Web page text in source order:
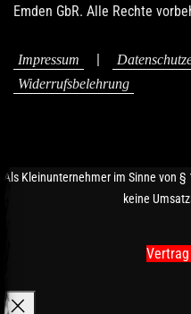
Emden GbR. Alle Rechte
Impressum
Widerrufsbelehrung
Als Kleinunternehmer im Sinne von §
keine